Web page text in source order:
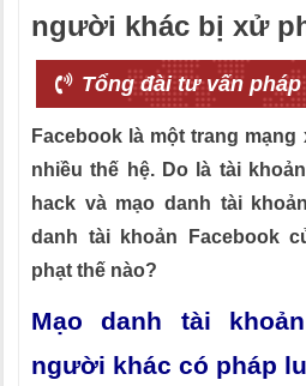
người khác bị xử
Tổng đài tư vấn pháp
Facebook là một trang
nhiều thế hệ. Do là tài
hack và mạo danh tài
danh tài khoản Facebook
phạt thế nào?
Mạo danh tài
người khác có pháp